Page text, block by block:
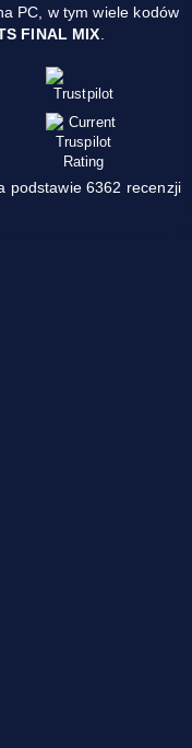
PC, w tym wiele kodów
FINAL MIX
podstawie 6362 recenzji